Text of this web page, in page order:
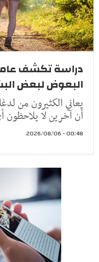
دراسة تكشف
البعوض لبعض
يعاني الكثيرون من
أن آخرين لا
00:48 - 2026/08/06